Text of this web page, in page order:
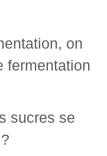
on
fermentation
sucres se